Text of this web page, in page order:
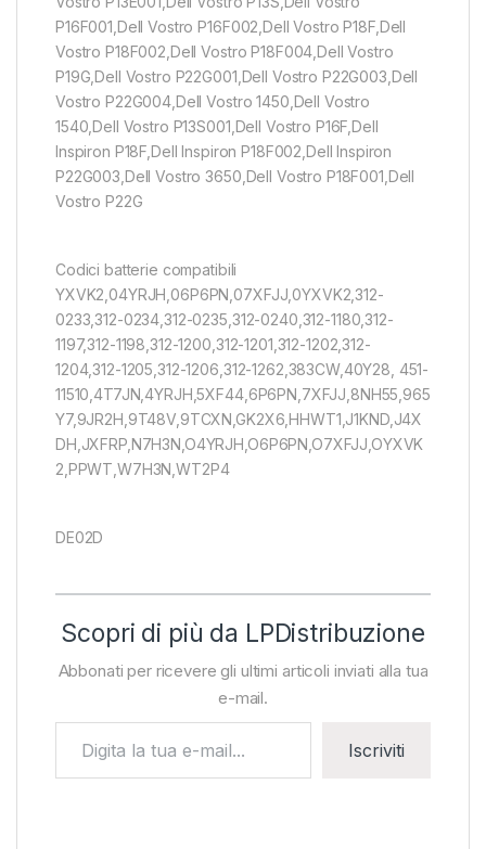
P16F001,Dell Vostro P16F002,Dell Vostro P18F,Dell
Vostro P18F002,Dell Vostro P18F004,Dell Vostro
P19G,Dell Vostro P22G001,Dell Vostro P22G003,Dell
Vostro P22G004,Dell Vostro 1450,Dell Vostro
1540,Dell Vostro P13S001,Dell Vostro P16F,Dell
Inspiron P18F,Dell Inspiron P18F002,Dell Inspiron
P22G003,Dell Vostro 3650,Dell Vostro P18F001,Dell
Vostro P22G
Codici batterie compatibili
YXVK2,04YRJH,06P6PN,07XFJJ,0YXVK2,312-
0233,312-0234,312-0235,312-0240,312-1180,312-
1197,312-1198,312-1200,312-1201,312-1202,312-
1204,312-1205,312-1206,312-1262,383CW,40Y28, 451-
11510,4T7JN,4YRJH,5XF44,6P6PN,7XFJJ,8NH55,965
Y7,9JR2H,9T48V,9TCXN,GK2X6,HHWT1,J1KND,J4X
DH,JXFRP,N7H3N,O4YRJH,O6P6PN,O7XFJJ,OYXVK
2,PPWT,W7H3N,WT2P4
DE02D
Scopri di più da LPDistribuzione
Abbonati per ricevere gli ultimi articoli inviati alla tua
e-mail.
Iscriviti